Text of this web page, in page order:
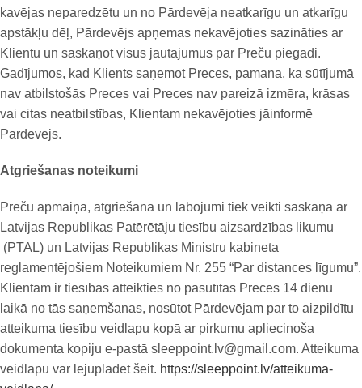
kavējas neparedzētu un no Pārdevēja neatkarīgu un atkarīgu
apstākļu dēļ, Pārdevējs apņemas nekavējoties sazināties ar
Klientu un saskaņot visus jautājumus par Preču piegādi.
Gadījumos, kad Klients saņemot Preces, pamana, ka sūtījumā
nav atbilstošās Preces vai Preces nav pareizā izmēra, krāsas
vai citas neatbilstības, Klientam nekavējoties jāinformē
Pārdevējs.
Atgriešanas noteikumi
Preču apmaiņa, atgriešana un labojumi tiek veikti saskaņā ar
Latvijas Republikas Patērētāju tiesību aizsardzības likumu
(PTAL) un Latvijas Republikas Ministru kabineta
reglamentējošiem Noteikumiem Nr. 255 “Par distances līgumu”.
Klientam ir tiesības atteikties no pasūtītās Preces 14 dienu
laikā no tās saņemšanas, nosūtot Pārdevējam par to aizpildītu
atteikuma tiesību veidlapu kopā ar pirkumu apliecinoša
dokumenta kopiju e-pastā sleeppoint.lv@gmail.com. Atteikuma
veidlapu var lejuplādēt šeit. https://sleeppoint.lv/atteikuma-